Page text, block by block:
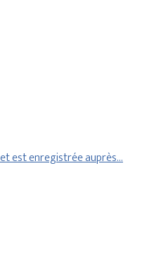
est enregistrée auprès…